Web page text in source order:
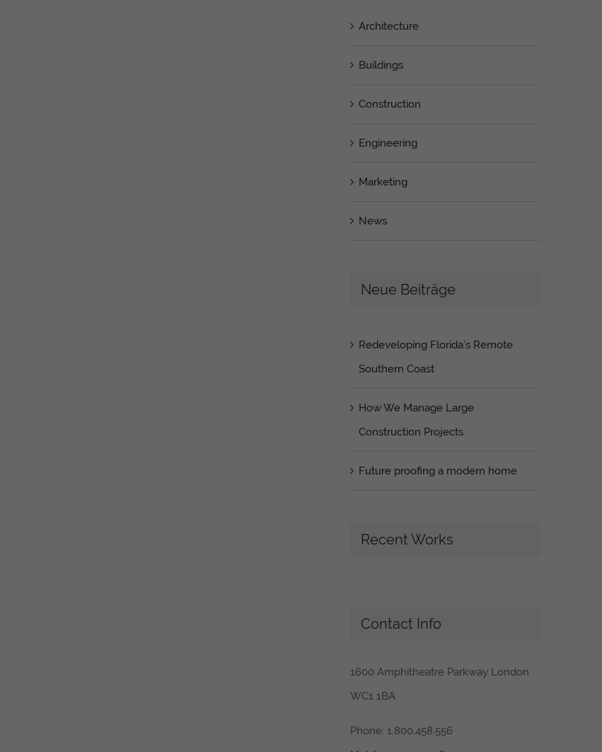
Architecture
Buildings
Construction
Engineering
Marketing
News
Neue Beiträge
Redeveloping Florida’s Remote
Southern Coast
How We Manage Large
Construction Projects
Future proofing a modern home
Recent Works
Contact Info
1600 Amphitheatre Parkway London
WC1 1BA
Phone: 1.800.458.556